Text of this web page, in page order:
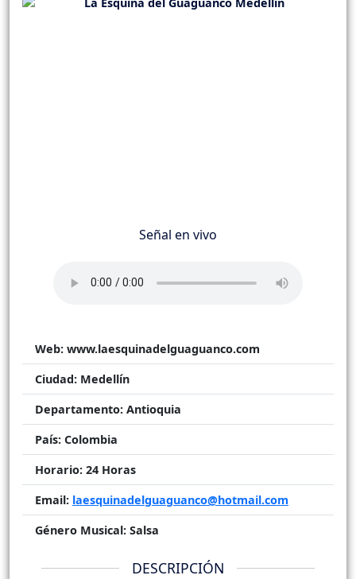
Señal en vivo
Web: www.laesquinadelguaguanco.com
Ciudad: Medellín
Departamento: Antioquia
País: Colombia
Horario: 24 Horas
Email: laesquinadelguaguanco@hotmail.com
Género Musical: Salsa
DESCRIPCIÓN